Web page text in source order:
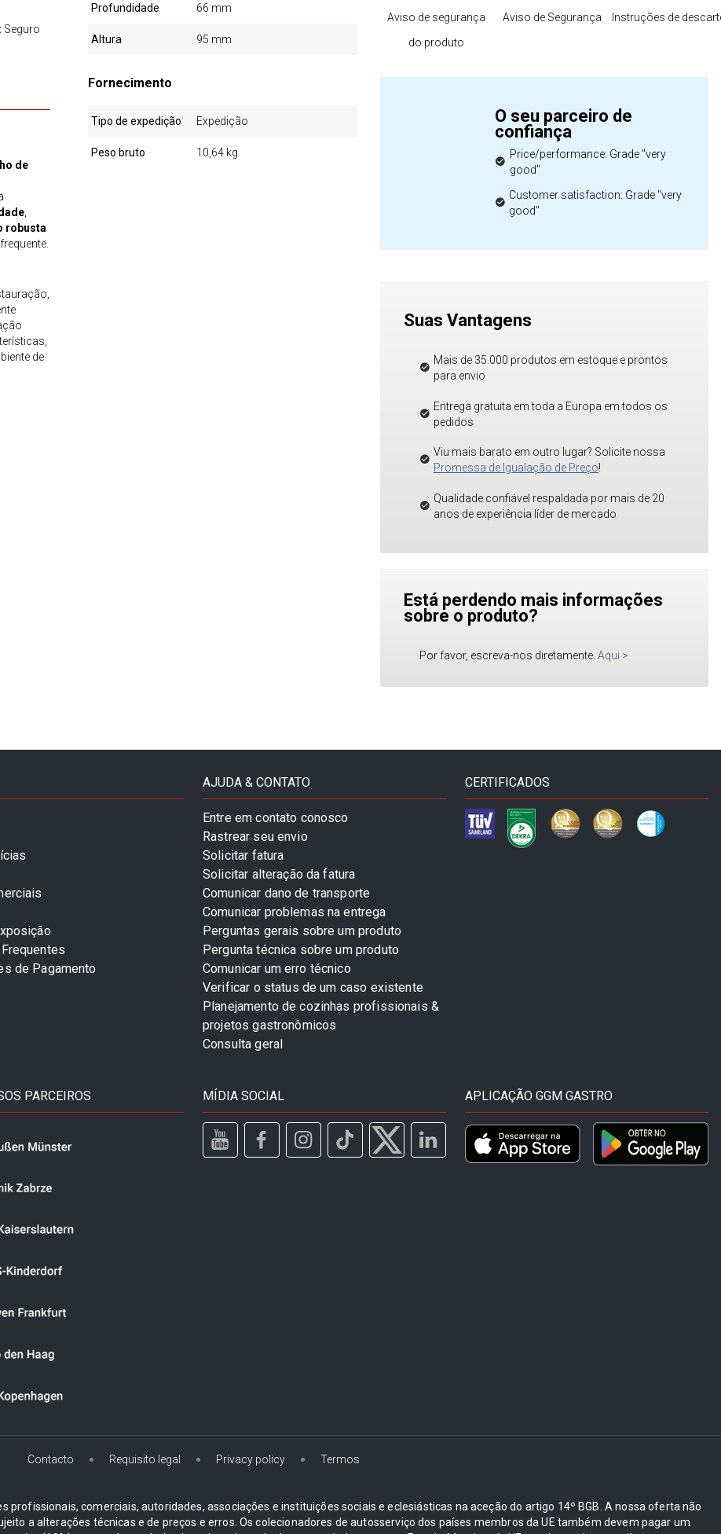
Seguro
de
robusta
de
Profundidade 66 mm
Altura 95 mm
Fornecimento
Tipo de expedição Expedição
Peso bruto 10,64 kg
Aviso de segurança
do produto
Aviso de Segurança Instruções de
O seu parceiro de
confiança
Price/performance: Grade "very
good"
Customer satisfaction: Grade "very
good"
Suas Vantagens
Mais de 35.000 produtos em estoque e prontos
para envio
Entrega gratuita em toda a Europa em todos os
pedidos
Viu mais barato em outro lugar? Solicite nossa
Promessa de Igualação de Preço!
Qualidade confiável respaldada por mais de 20
anos de experiência líder de mercado
Está perdendo mais informações
sobre o produto?
Por favor, escreva-nos diretamente. Aqui >
de Pagamento
AJUDA & CONTATO
Entre em contato conosco
Rastrear seu envio
Solicitar fatura
Solicitar alteração da fatura
Comunicar dano de transporte
Comunicar problemas na entrega
Perguntas gerais sobre um produto
Pergunta técnica sobre um produto
Comunicar um erro técnico
Verificar o status de um caso existente
Planejamento de cozinhas profissionais &
projetos gastronômicos
Consulta geral
CERTIFICADOS
PARCEIROS MÍDIA SOCIAL APLICAÇÃO GGM GASTRO
Contacto Requisito legal Privacy policy Termos
comerciais, autoridades, associações e instituições sociais e eclesiásticas na aceção do artigo 14º BGB. A nossa oferta não
a alterações técnicas e de preços e erros. Os colecionadores de autosserviço dos países membros da UE também devem pagar um